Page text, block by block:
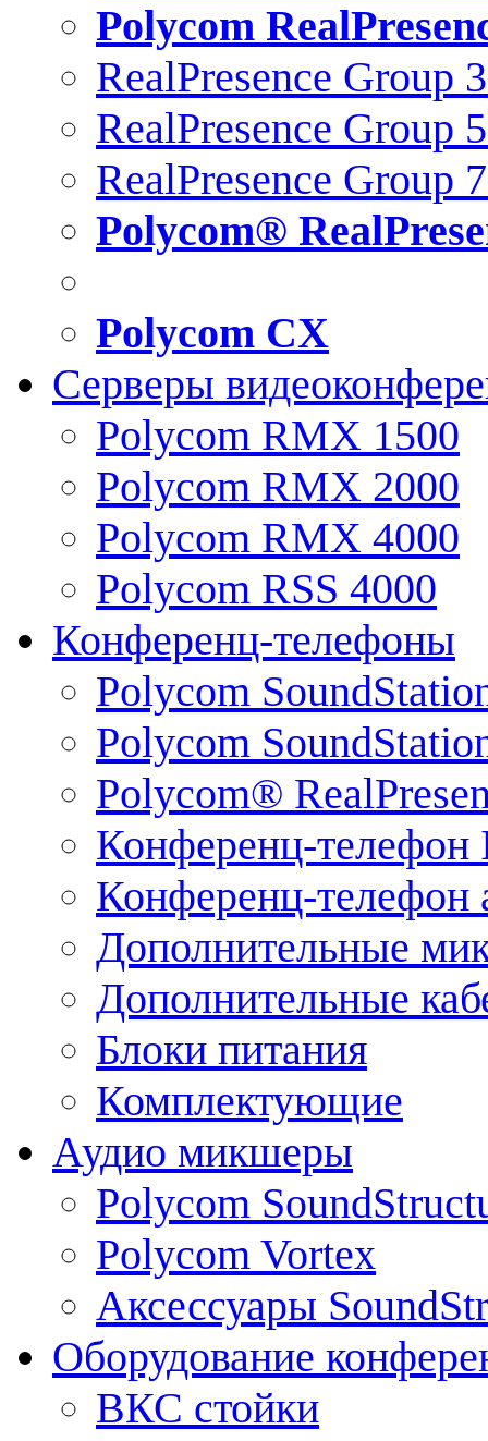
Polycom
RealPresence Group
RealPresence Group
RealPresence Group
Polycom®
Polycom CX
Серверы
Polycom RMX 1500
Polycom RMX 2000
Polycom RMX 4000
Polycom RSS 4000
Конференц-телефоны
Polycom
Polycom
Polycom®
Конференц-телефон
Конференц-телефон
Дополнительные
Дополнительные
Блоки питания
Комплектующие
Аудио микшеры
Polycom
Polycom Vortex
Аксессуары
Оборудование
ВКС стойки